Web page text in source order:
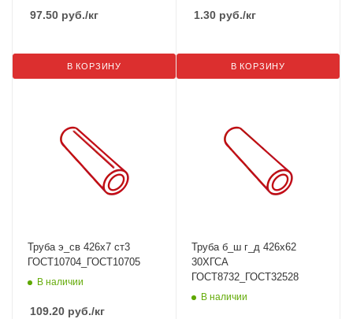
97.50 руб./кг
В КОРЗИНУ
1.30 руб./кг
В КОРЗИНУ
Труба э_св 426х7 ст3
ГОСТ10704_ГОСТ10705
В наличии
109.20 руб./кг
Труба б_ш г_д 426х62
30ХГСА
ГОСТ8732_ГОСТ32528
В наличии